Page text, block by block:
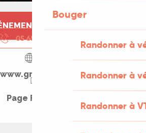
Bouger
Randonner à
Randonner à
Randonner à
coordonnées
TERMINÉ
05 65 10 61
www.gramat.fr
Page Facebook